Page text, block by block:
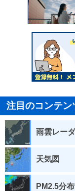
注目のコンテン
雨雲レー
天気図
PM2.5分